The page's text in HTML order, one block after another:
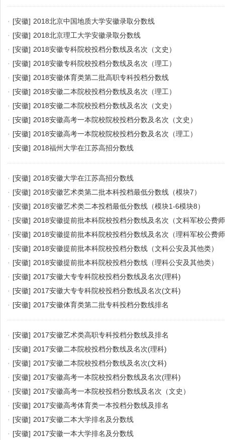
· [安徽] 2018北京中国地质大学安徽录取分数线
· [安徽] 2018北京理工大学安徽录取分数线
· [安徽] 2018安徽专科院校投档分数线及名次（文史）
· [安徽] 2018安徽专科院校投档分数线及名次（理工）
· [安徽] 2018安徽体育类第二批高职专科投档分数线
· [安徽] 2018安徽二本院校投档分数线及名次（理工）
· [安徽] 2018安徽二本院校投档分数线及名次（文史）
· [安徽] 2018安徽高考一本院校院校投档分数及名次（文史）
· [安徽] 2018安徽高考一本院校院校投档分数及名次（理工）
· [安徽] 2018福州大学在江苏高招分数线
· [安徽] 2018安徽大学在江苏高招分数线
· [安徽] 2018安徽艺术类第二批本科投档最低分数线（模块7）
· [安徽] 2018安徽艺术类二本投档最低分数线（模块1-6模块8）
· [安徽] 2018安徽提前批本科院校投档分数线及名次（文科军校公费
· [安徽] 2018安徽提前批本科院校投档分数线及名次（理科军校公费
· [安徽] 2018安徽提前批本科院校投档分数线（文科公安及其他类）
· [安徽] 2018安徽提前批本科院校投档分数线（理科公安及其他类）
· [安徽] 2017安徽大专专科院校投档分数线及名次(理科)
· [安徽] 2017安徽大专专科院校投档分数线及名次(文科)
· [安徽] 2017安徽体育类第二批专科投档分数线排名
· [安徽] 2017安徽艺术类高职专科投档分数线及排名
· [安徽] 2017安徽二本院校投档分数线及名次(理科)
· [安徽] 2017安徽二本院校投档分数线及名次(文科)
· [安徽] 2017安徽高考一本院校投档分数线及名次(理科)
· [安徽] 2017安徽高考一本院校投档分数线及名次（文史）
· [安徽] 2017安徽高考体育类一本投档分数线及排名
· [安徽] 2017安徽二本大学排名及分数线
· [安徽] 2017安徽一本大学排名及分数线